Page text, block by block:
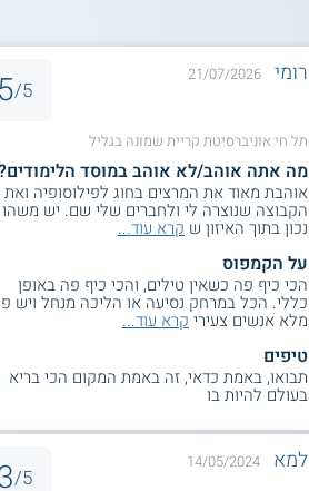
רומי 21/07/2026
5/
תל חי אוניברסיטת קריית שמונה בגליל
מה אתה אוהב/לא אוהב במוסד
אוהבת מאוד את המרצים בחוג לפילוסופיה ואת
הקבוצה שנוצרה לי ולחברים שלי שם. יש משהו
נכון בתוך האיזון ש קרא עוד...
על הקמפוס
הכי כיף פה כשאין טילים, והכי כיף פה באופן
כללי. הכל במרחק נסיעה או הליכה מנחל ויש
מלא אנשים צעירי קרא עוד...
טיפים
תבואו, באמת כדאי, זה באמת המקום הכי בריא
בעולם להיות בו
למא 14/05/2024
5/